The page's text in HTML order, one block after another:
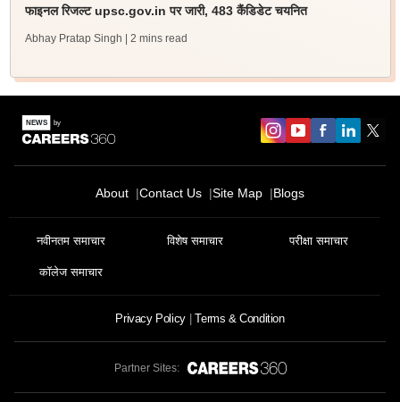
फाइनल रिजल्ट upsc.gov.in पर जारी, 483 कैंडिडेट चयनित
Abhay Pratap Singh | 2 mins read
About Contact Us Site Map Blogs
नवीनतम समाचार विशेष समाचार परीक्षा समाचार
कॉलेज समाचार
Privacy Policy Terms & Condition
Partner Sites: